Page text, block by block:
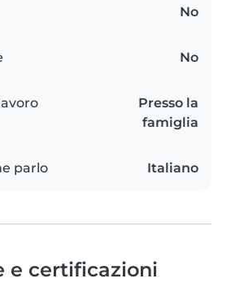
No
No
Presso la
famiglia
parlo Italiano
e certificazioni